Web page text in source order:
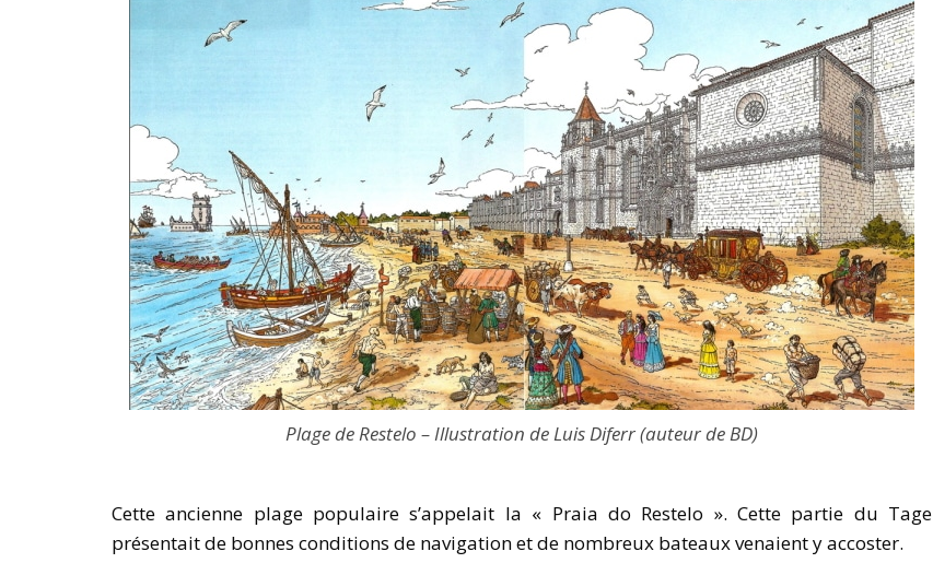
Plage de Restelo – Illustration de Luis Diferr (auteur de BD)
Cette ancienne plage populaire s’appelait la « Praia do Restelo ». Cette partie du Tage
présentait de bonnes conditions de navigation et de nombreux bateaux venaient y accoster.